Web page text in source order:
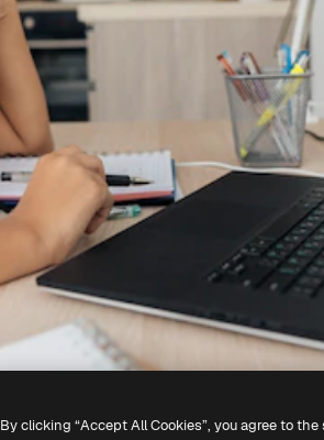
By clicking “Accept All Cookies”, you agree to